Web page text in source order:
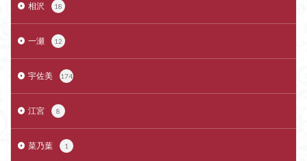
相沢 18
一瀬 12
宇佐美 174
江宮 8
菜乃葉 1